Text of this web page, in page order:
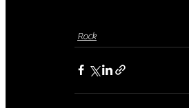
Rock